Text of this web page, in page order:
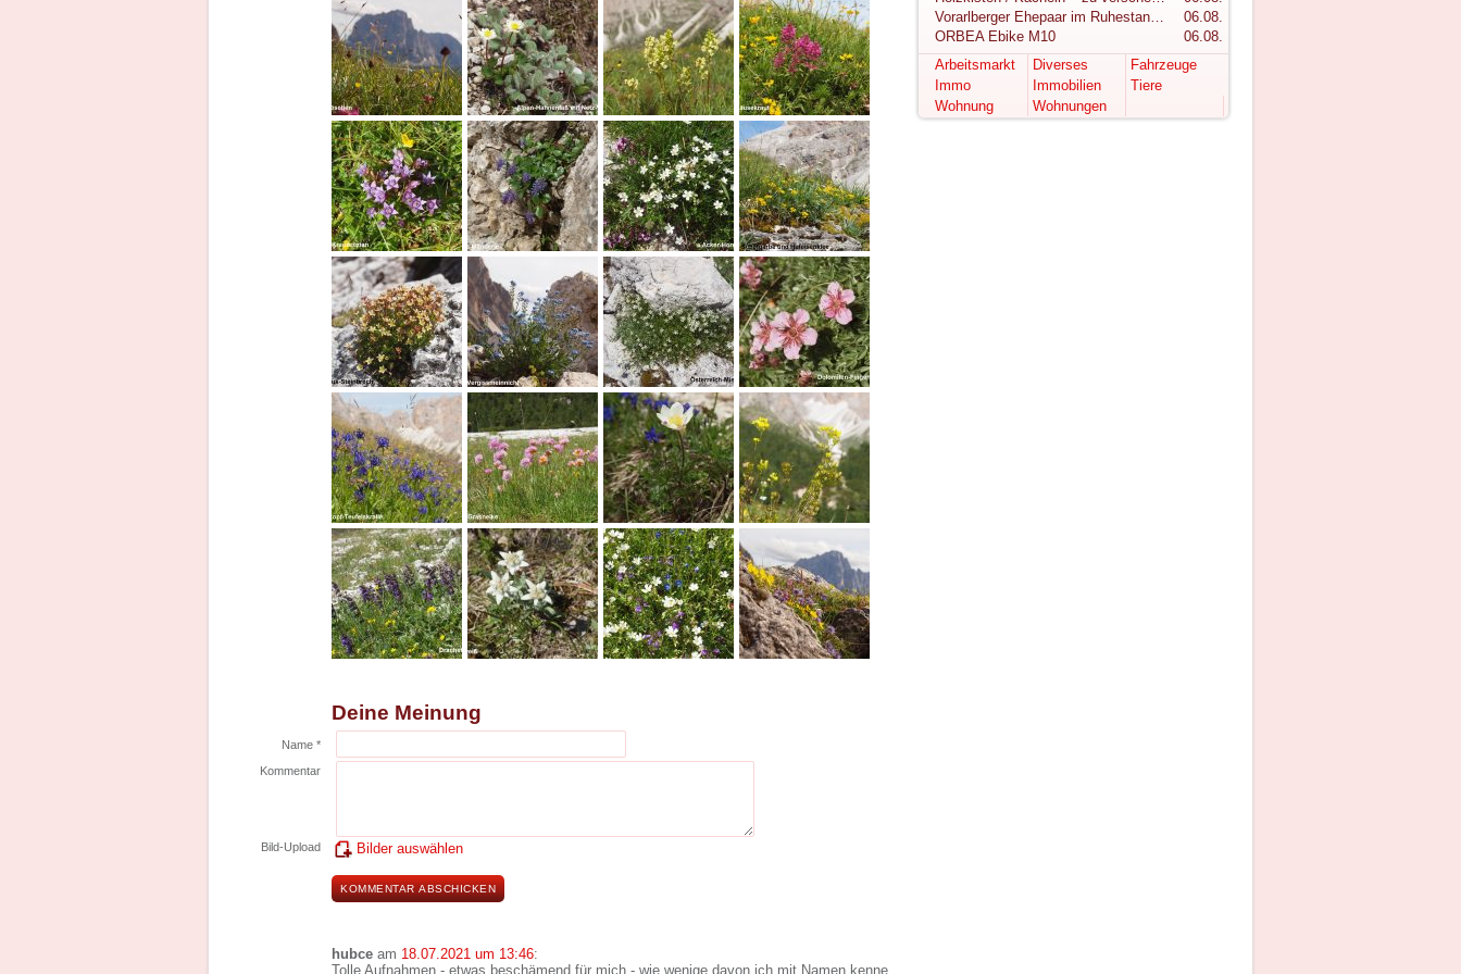
Deine Meinung
Name *
Kommentar
Bild-Upload Bilder auswählen
hubce am 18.07.2021 um 13:46:
Tolle Aufnahmen - etwas beschämend für mich - wie wenige davon ich mit Namen kenne
Vorarlberger Ehepaar im Ruhestand sucht ruhigen Rückzugsort im Bregenzerwald
06.08.
ORBEA Ebike M10
06.08.
Arbeitsmarkt
Diverses
Fahrzeuge
Immo
Immobilien
Tiere
Wohnung
Wohnungen